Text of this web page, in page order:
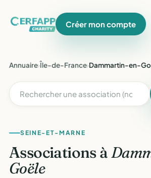
Créer mon compte
Annuaire›Île-de-France›Dammartin-en-
SEINE-ET-MARNE
Associations à
Goële